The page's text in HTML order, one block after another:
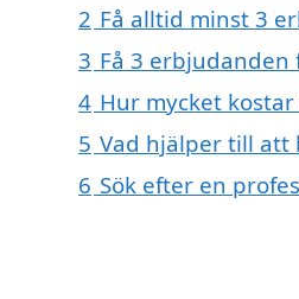
2 Få alltid minst 3
3 Få 3
4 Hur mycket
5 Vad hjälper till att
6 Sök efter en